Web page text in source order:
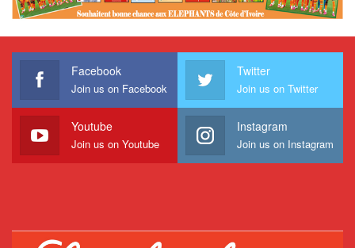
Facebook
Join us on Facebook
Twitter
Join us on Twitter
Youtube
Join us on Youtube
Instagram
Join us on Instagram